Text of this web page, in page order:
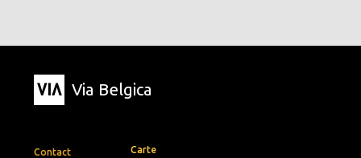
Via Belgica
Contact
Carte